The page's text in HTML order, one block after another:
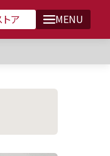
ア MENU